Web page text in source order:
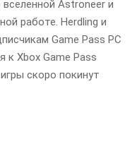
Astroneer и
работе. Herdling и
Game Pass PC
к Xbox Game Pass
скоро покинут